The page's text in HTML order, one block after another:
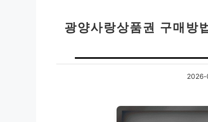
광양사랑상품권 구매방